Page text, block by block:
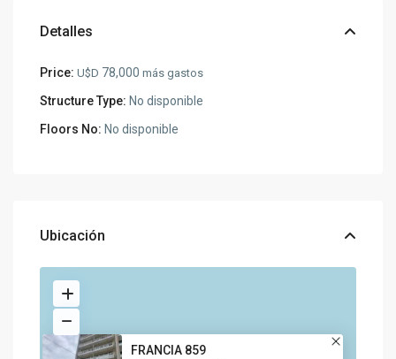
Detalles
Price: U$D 78,000más gastos
Structure Type: No disponible
Floors No: No disponible
Ubicación
FRANCIA 859